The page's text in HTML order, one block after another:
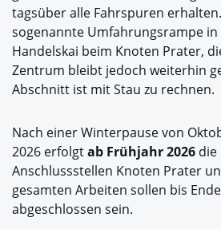
tagsüber alle Fahrspuren
sogenannte Umfahrungsrampe
Handelskai beim Knoten Prater,
Zentrum bleibt jedoch weiterhin
Abschnitt ist mit Stau zu rechnen.
Nach einer Winterpause von
2026 erfolgtab Frühjahr 2026 die
Anschlussstellen Knoten Prater
gesamten Arbeiten sollen bis
abgeschlossen sein.